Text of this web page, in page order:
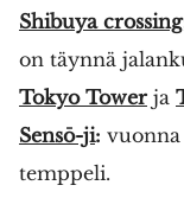
Shibuya
on täynnä
Tokyo Tower ja
Sensō-ji:
temppeli.